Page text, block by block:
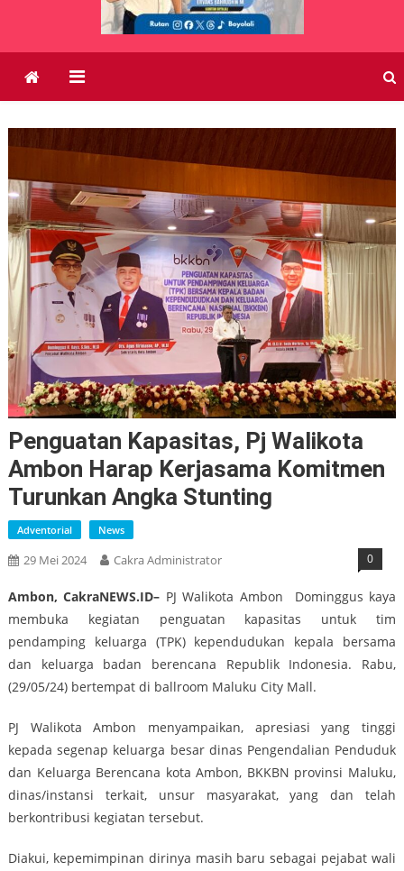
Penguatan Kapasitas, Pj Walikota
Ambon Harap Kerjasama Komitmen
Turunkan Angka Stunting
Adventorial News
29 Mei 2024 Cakra Administrator 0
Ambon, CakraNEWS.ID– PJ Walikota Ambon Dominggus kaya
membuka kegiatan penguatan kapasitas untuk tim
pendamping keluarga (TPK) kependudukan kepala bersama
dan keluarga badan berencana Republik Indonesia. Rabu,
(29/05/24) bertempat di ballroom Maluku City Mall.
PJ Walikota Ambon menyampaikan, apresiasi yang tinggi
kepada segenap keluarga besar dinas Pengendalian Penduduk
dan Keluarga Berencana kota Ambon, BKKBN provinsi Maluku,
dinas/instansi terkait, unsur masyarakat, yang dan telah
berkontribusi kegiatan tersebut.
Diakui, kepemimpinan dirinya masih baru sebagai pejabat wali